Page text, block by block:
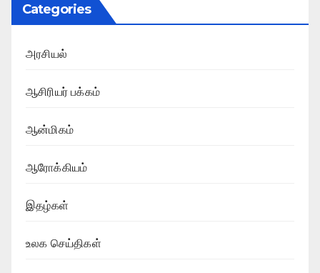
Categories
அரசியல்
ஆசிரியர் பக்கம்
ஆன்மிகம்
ஆரோக்கியம்
இதழ்கள்
உலக செய்திகள்